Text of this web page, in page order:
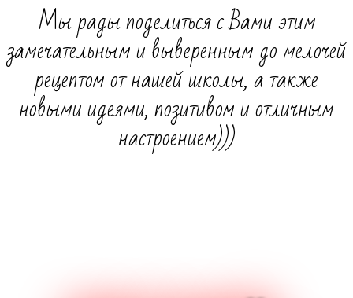
Мы рады поделиться с Вами этим
замечательным и выверенным до мелочей
рецептом от нашей школы, а также
новыми идеями, позитивом и отличным
настроением)))